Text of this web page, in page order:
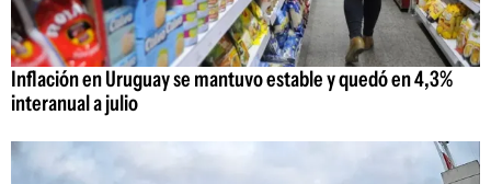
Inflación en Uruguay se mantuvo estable y quedó en 4,3%
interanual a julio